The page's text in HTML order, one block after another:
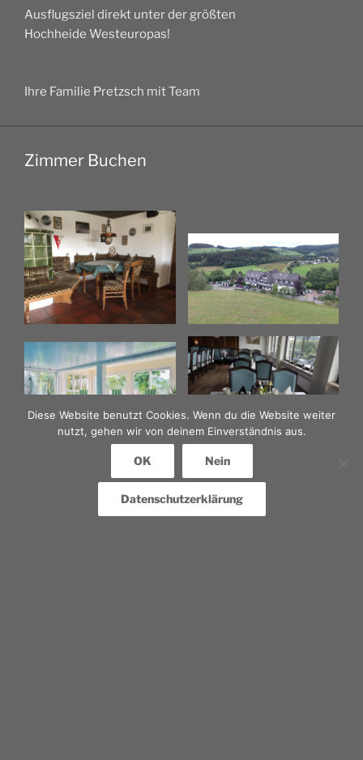
Ausflugsziel direkt unter der größten
Hochheide Westeuropas!
Ihre Familie Pretzsch mit Team
Zimmer Buchen
Diese Website benutzt Cookies. Wenn du die Website weiter
nutzt, gehen wir von deinem Einverständnis aus.
OK Nein
Datenschutzerklärung